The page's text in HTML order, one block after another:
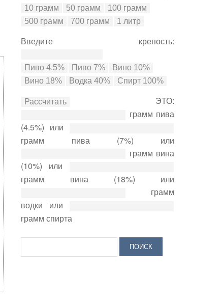
Введите крепость:
ЭТО:
грамм пива
(4.5%) или
грамм пива (7%) или
грамм вина
(10%) или
грамм вина (18%) или
грамм
водки или
грамм спирта